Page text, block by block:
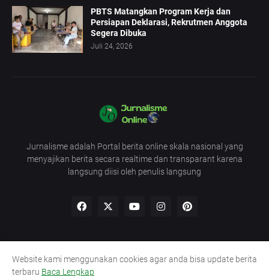
PBTS Matangkan Program Kerja dan
Persiapan Deklarasi, Rekrutmen Anggota
Segera Dibuka
Juli 24, 2026
Jurnalisme adalah Portal berita online skala nasional yang
menyajikan berita secara realtime dan transparant karena
langsung diisi oleh penulis langsung
Redaksi UU Pers Pedoman
Kode Etik
Website kami menggunakan cookies agar anda bisa update berita
terbaru Baca Lengkap